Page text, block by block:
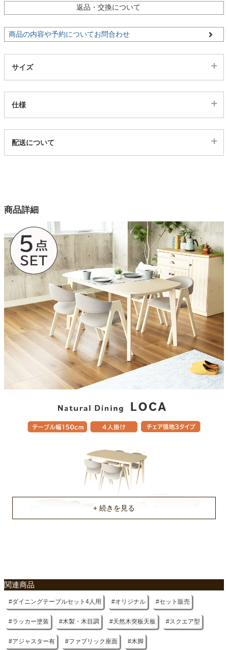
返品・交換について
商品の内容や予約についてお問合わせ
サイズ
仕様
5ds03003284
3色
テーブル天板素材
オーク突板
テーブル天板塗装
ラッカー塗装
チェア座面
ファブリック
テーブル・チェア脚部素材
天然木
チェアサイズ
幅50×奥行52×高さ70ｘ座面高44(cm)
約23.5/5.2/5.2/5.2/5.2kg
ベトナム
配送について
商品詳細
関連商品
ダイニングテーブルセット4人用 オリジナル セット販売
ラッカー塗装 木製・木目調 天然木突板天板 スクエア型
アジャスター有 ファブリック座面 木脚